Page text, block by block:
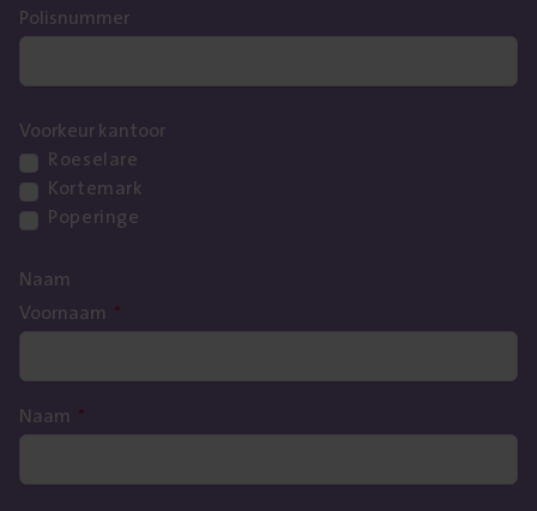
Polisnummer
Voorkeur kantoor
Roeselare
Kortemark
Poperinge
Naam
Voornaam *
Naam *